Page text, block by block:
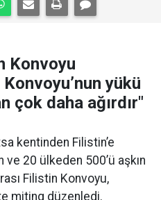
Konvoyu
yükü
çok daha ağırdır"
kentinden Filistin’e
ve 20 ülkeden 500’ü aşkın
Filistin Konvoyu,
miting düzenledi.